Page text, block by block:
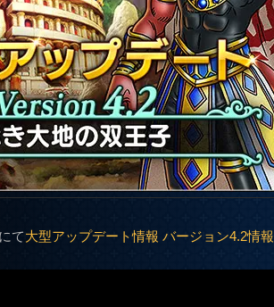
て大型アップデート情報 バージョン4.2情報